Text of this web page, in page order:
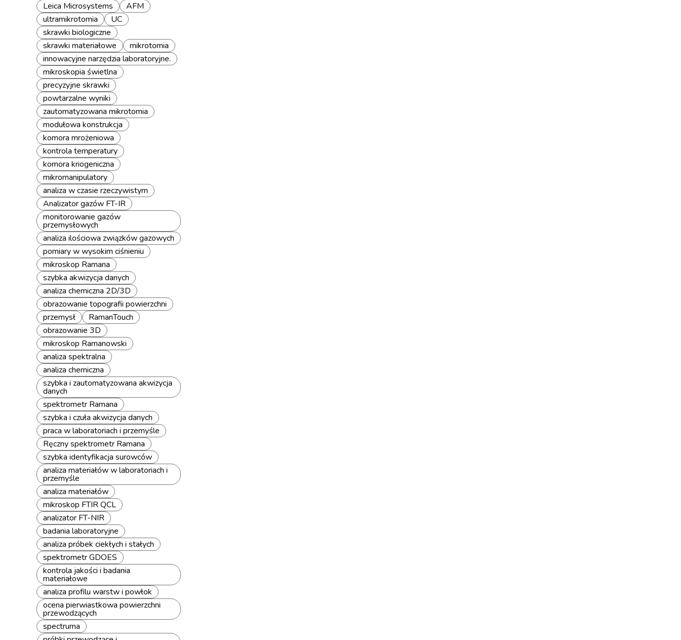
Leica Microsystems
AFM
ultramikrotomia
UC
skrawki biologiczne
skrawki materiałowe
mikrotomia
innowacyjne narzędzia laboratoryjne.
mikroskopia świetlna
precyzyjne skrawki
powtarzalne wyniki
zautomatyzowana mikrotomia
modułowa konstrukcja
komora mrożeniowa
kontrola temperatury
komora kriogeniczna
mikromanipulatory
analiza w czasie rzeczywistym
Analizator gazów FT-IR
monitorowanie gazów
przemysłowych
analiza ilościowa związków gazowych
pomiary w wysokim ciśnieniu
mikroskop Ramana
szybka akwizycja danych
analiza chemiczna 2D/3D
obrazowanie topografii powierzchni
przemysł
RamanTouch
obrazowanie 3D
mikroskop Ramanowski
analiza spektralna
analiza chemiczna
szybka i zautomatyzowana akwizycja
danych
spektrometr Ramana
szybka i czuła akwizycja danych
praca w laboratoriach i przemyśle
Ręczny spektrometr Ramana
szybka identyfikacja surowców
analiza materiałów w laboratoriach i
przemyśle
analiza materiałów
mikroskop FTIR QCL
analizator FT-NIR
badania laboratoryjne
analiza próbek ciekłych i stałych
spektrometr GDOES
kontrola jakości i badania
materiałowe
analiza profilu warstw i powłok
ocena pierwiastkowa powierzchni
przewodzących
spectruma